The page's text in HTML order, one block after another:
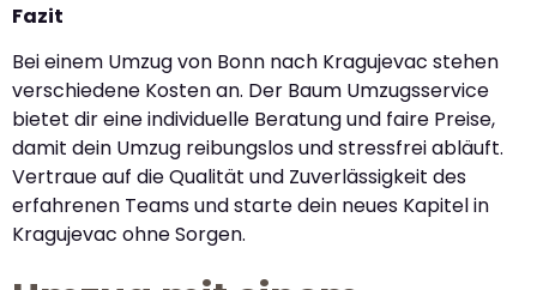
Fazit
Bei einem Umzug von Bonn nach Kragujevac stehen
verschiedene Kosten an. Der Baum Umzugsservice
bietet dir eine individuelle Beratung und faire Preise,
damit dein Umzug reibungslos und stressfrei abläuft.
Vertraue auf die Qualität und Zuverlässigkeit des
erfahrenen Teams und starte dein neues Kapitel in
Kragujevac ohne Sorgen.